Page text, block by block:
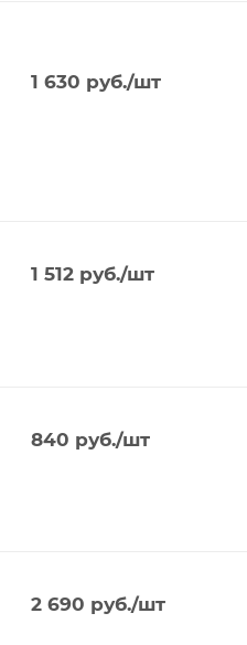
1 630 руб./шт
1 512руб./шт
840 руб./шт
2 690 руб./шт